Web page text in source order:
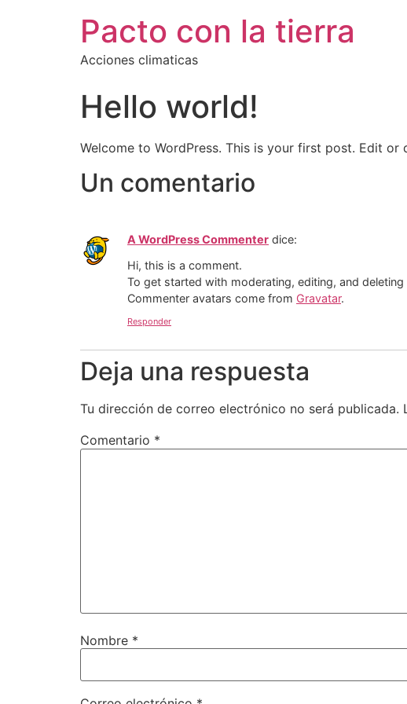
Pacto con la tierra
Acciones climaticas
Hello world!
Welcome to WordPress. This is your first post. Edit
Un comentario
A WordPress Commenter dice:
Hi, this is a comment.
To get started with moderating, editing, and
Commenter avatars come from Gravatar.
Responder
Deja una respuesta
Tu dirección de correo electrónico no será publicada.
Comentario *
Nombre *